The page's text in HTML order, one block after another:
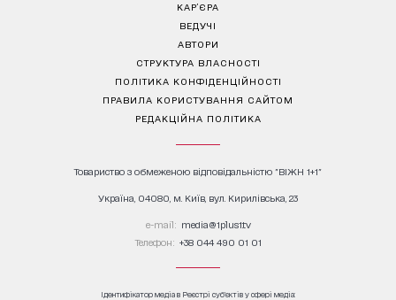
КАР’ЄРА
ВЕДУЧІ
АВТОРИ
СТРУКТУРА ВЛАСНОСТІ
ПОЛІТИКА КОНФІДЕНЦІЙНОСТІ
ПРАВИЛА КОРИСТУВАННЯ САЙТОМ
РЕДАКЦІЙНА ПОЛІТИКА
Товариство з обмеженою відповідальністю "ВІЖН 1+1"
Україна, 04080, м. Київ, вул. Кирилівська, 23
е-mail: media@1plus1.tv
Телефон: +38 044 490 01 01
Ідентифікатор медіа в Реєстрі суб’єктів у сфері медіа: